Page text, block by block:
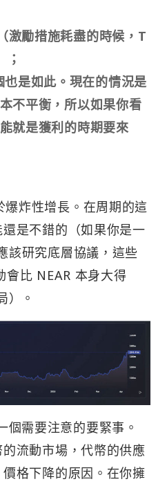
激勵措施耗盡的時候，T
；
是如此。現在的情況是
不平衡，所以如果你看
就是獲利的時期要來
炸性增長。在周期的這
是不錯的（如果你是一
該研究底層協議，這些
會比 NEAR 本身大得
）。
需要注意的要緊事。
流動市場，代幣的供應
格下降的原因。在你擁